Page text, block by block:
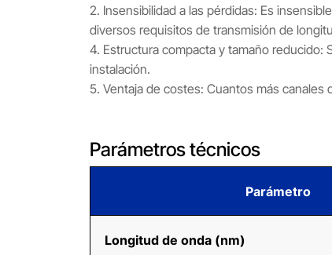
2. Insensibilidad a las pérdidas: Es
diversos requisitos de transmisión de
4. Estructura compacta y tamaño reducido:
instalación.
5. Ventaja de costes: Cuantos más
Parámetros técnicos
Parámetro
Longitud de onda (nm)